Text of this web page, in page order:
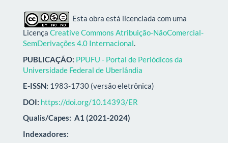
Esta obra está licenciada com uma
Licença Creative Commons Atribuição-NãoComercial-
SemDerivações 4.0 Internacional.
PUBLICAÇÃO: PPUFU - Portal de Periódicos da
Universidade Federal de Uberlândia
E-ISSN: 1983-1730 (versão eletrônica)
DOI: https://doi.org/10.14393/ER
Qualis/Capes: A1 (2021-2024)
Indexadores: